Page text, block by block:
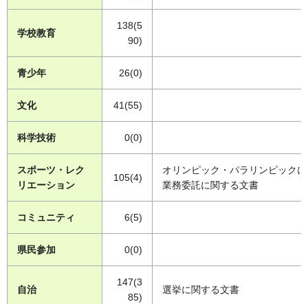
学校教育
138(5
90)
青少年 26(0)
文化 41(55)
科学技術 0(0)
スポーツ・レク
リエーション
105(4)
オリンピック・パラリンピック
業務委託に関する文書
コミュニティ 6(5)
県民参加 0(0)
自治
147(3
85)
選挙に関する文書